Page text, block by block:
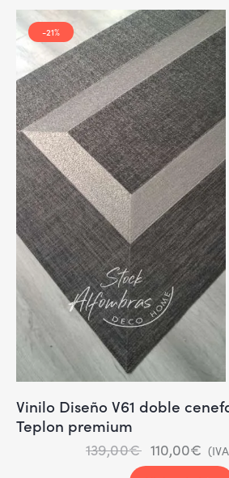
-21%
Vinilo Diseño V61 doble
Teplon premium
139,00€ 110,00€